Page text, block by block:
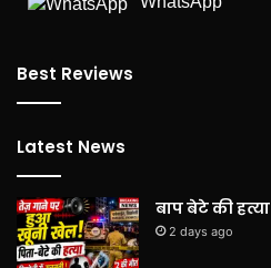
Best Reviews
Latest News
बाप बेटे की हत्या
2 days ago